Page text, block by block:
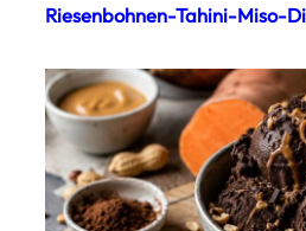
Riesenbohnen-Tahini-Miso-